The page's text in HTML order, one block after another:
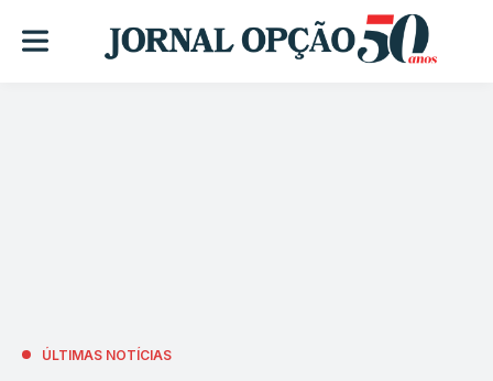
ÚLTIMAS NOTÍCIAS